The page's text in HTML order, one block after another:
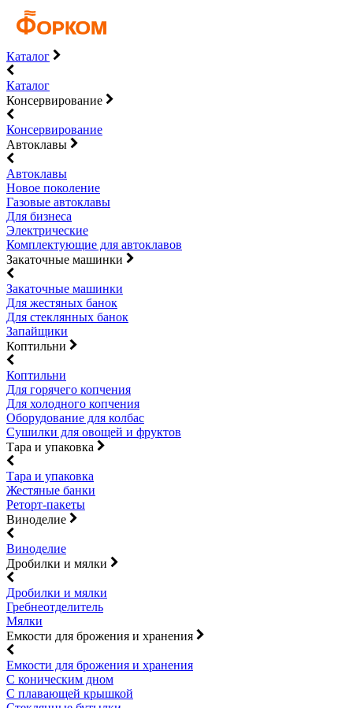
Каталог
Каталог
Консервирование
Консервирование
Автоклавы
Автоклавы
Новое поколение
Газовые автоклавы
Для бизнеса
Электрические
Комплектующие для автоклавов
Закаточные машинки
Закаточные машинки
Для жестяных банок
Для стеклянных банок
Запайщики
Коптильни
Коптильни
Для горячего копчения
Для холодного копчения
Оборудование для колбас
Сушилки для овощей и фруктов
Тара и упаковка
Тара и упаковка
Жестяные банки
Реторт-пакеты
Виноделие
Виноделие
Дробилки и мялки
Дробилки и мялки
Гребнеотделитель
Мялки
Емкости для брожения и хранения
Емкости для брожения и хранения
С коническим дном
С плавающей крышкой